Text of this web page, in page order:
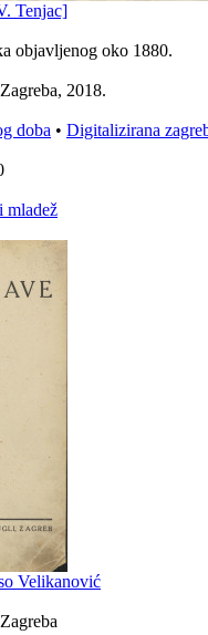
Tenjac]
objavljenog oko 1880.
2018.
doba • Digitalizirana
mladež
Velikanović